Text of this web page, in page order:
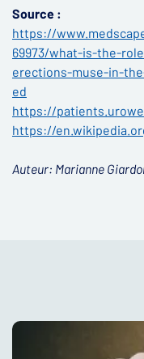
Source :
https://
69973/what-is-the-
erections-muse-in-
ed
https://
https://
Auteur: Marianne